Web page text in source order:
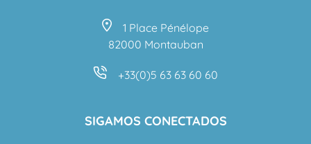
1 Place Pénélope
82000 Montauban
+33(0)5 63 63 60 60
SIGAMOS CONECTADOS